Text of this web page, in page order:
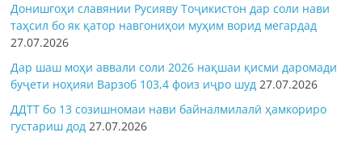
Донишгоҳи славянии Русияву Тоҷикистон дар соли нави
таҳсил бо як қатор навгониҳои муҳим ворид мегардад
27.07.2026
Дар шаш моҳи аввали соли 2026 нақшаи қисми даромади
буҷети ноҳияи Варзоб 103,4 фоиз иҷро шуд 27.07.2026
ДДТТ бо 13 созишномаи нави байналмилалӣ ҳамкориро
густариш дод 27.07.2026